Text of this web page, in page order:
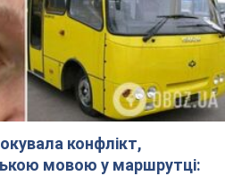
конфлікт,
мовою у маршрутці: